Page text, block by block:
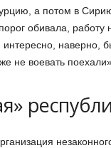
а потом в
обивала, работу
наверно,
не воевать